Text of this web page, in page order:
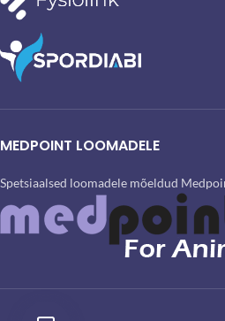
MEDPOINT LOOMADELE
Spetsiaalsed loomadele mõeldud